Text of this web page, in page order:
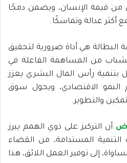
قيمة الإنسان، ويضمن دمجًا
أكثر عدالة وتماسكًا.
هي أداة ضرورية لتحقيق
من المساهمة الفاعلة في
بتنمية رأس المال البشري يعزز
النمو الاقتصادي، ويحول سوق
والتطوير.
أن التركيز على ذوي الهمم يبرز
التنمية المستدامة، من القضاء
إلى توفير العمل اللائق، هذا